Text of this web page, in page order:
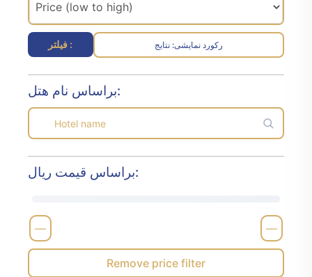
فیلتر : نتایج :رکورد نمایشی
براساس نام هتل:
براساس قیمت ریال:
—
—
Remove price filter